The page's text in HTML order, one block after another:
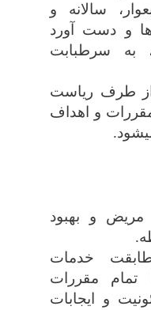
سالانه و
و دست آورد
به سرطبابت
از طرف ریاست
و اهداف
مریض و بهبود
خدمات
تمام مقررات
و ایجابات